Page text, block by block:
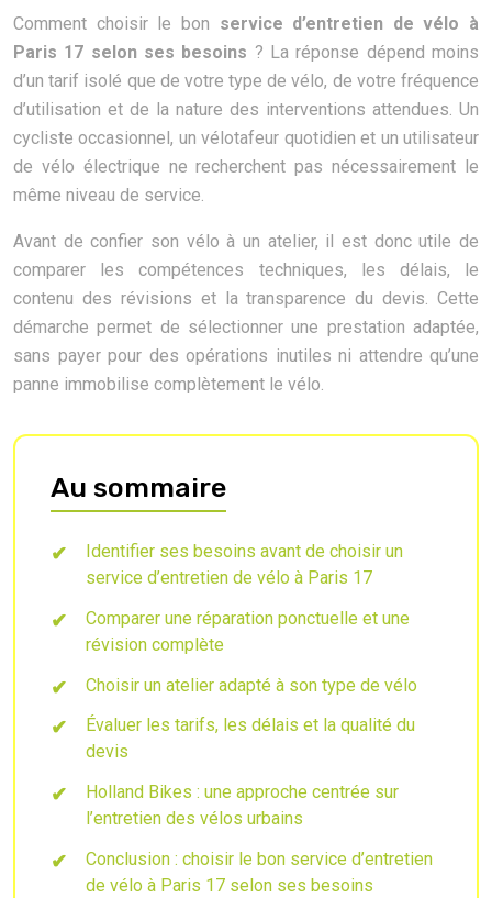
Comment choisir le bon service d’entretien de vélo à
Paris 17 selon ses besoins ? La réponse dépend moins
d’un tarif isolé que de votre type de vélo, de votre fréquence
d’utilisation et de la nature des interventions attendues. Un
cycliste occasionnel, un vélotafeur quotidien et un utilisateur
de vélo électrique ne recherchent pas nécessairement le
même niveau de service.
Avant de confier son vélo à un atelier, il est donc utile de
comparer les compétences techniques, les délais, le
contenu des révisions et la transparence du devis. Cette
démarche permet de sélectionner une prestation adaptée,
sans payer pour des opérations inutiles ni attendre qu’une
panne immobilise complètement le vélo.
Au sommaire
Identifier ses besoins avant de choisir un
service d’entretien de vélo à Paris 17
Comparer une réparation ponctuelle et une
révision complète
Choisir un atelier adapté à son type de vélo
Évaluer les tarifs, les délais et la qualité du
devis
Holland Bikes : une approche centrée sur
l’entretien des vélos urbains
Conclusion : choisir le bon service d’entretien
de vélo à Paris 17 selon ses besoins